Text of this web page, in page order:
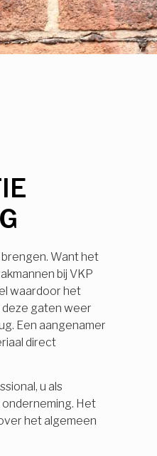
Want het
bij VKP
waardoor het
gaten weer
Een aangenamer
direct
u als
Het
het algemeen